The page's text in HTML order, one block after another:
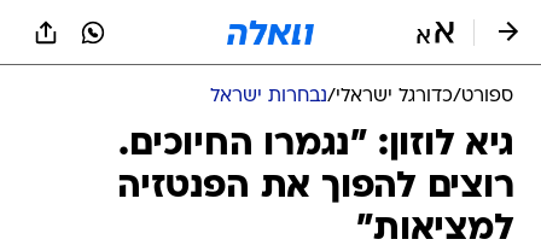
ספורט/כדורגל ישראלי/נבחרות ישראל
גיא לוזון: "נגמרו החיוכים.
רוצים להפוך את הפנטזיה
למציאות"